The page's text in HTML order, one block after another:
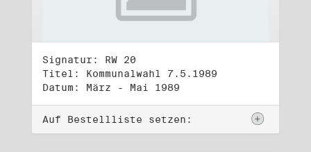
Signatur: RW 20
Titel: Kommunalwahl 7.5.1989
Datum: März - Mai 1989
Auf Bestellliste setzen: